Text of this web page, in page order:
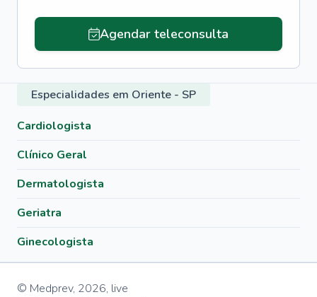
Agendar teleconsulta
Especialidades em Oriente - SP
Cardiologista
Clínico Geral
Dermatologista
Geriatra
Ginecologista
© Medprev, 2026, live